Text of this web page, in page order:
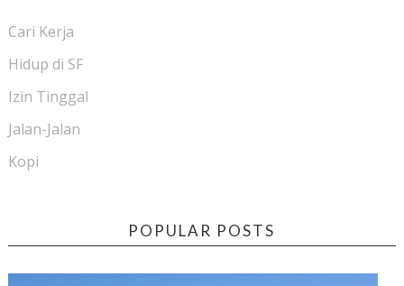
Cari Kerja
Hidup di SF
Izin Tinggal
Jalan-Jalan
Kopi
POPULAR POSTS